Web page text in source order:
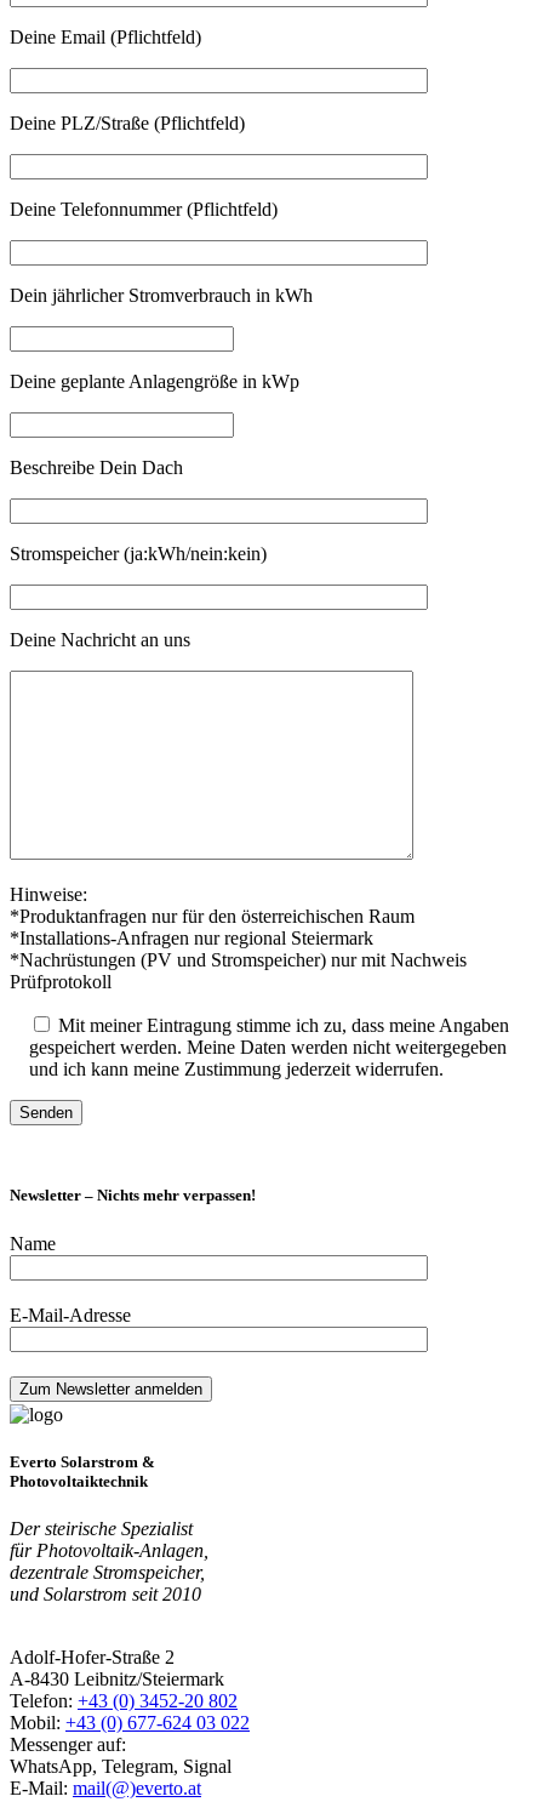
Deine Email (Pflichtfeld)
Deine PLZ/Straße (Pflichtfeld)
Deine Telefonnummer (Pflichtfeld)
Dein jährlicher Stromverbrauch in kWh
Deine geplante Anlagengröße in kWp
Beschreibe Dein Dach
Stromspeicher (ja:kWh/nein:kein)
Deine Nachricht an uns
Hinweise:
*Produktanfragen nur für den österreichischen Raum
*Installations-Anfragen nur regional Steiermark
*Nachrüstungen (PV und Stromspeicher) nur mit Nachweis
Prüfprotokoll
Mit meiner Eintragung stimme ich zu, dass meine Angaben
gespeichert werden. Meine Daten werden nicht weitergegeben
und ich kann meine Zustimmung jederzeit widerrufen.
Newsletter – Nichts mehr verpassen!
Name
E-Mail-Adresse
Everto Solarstrom &
Photovoltaiktechnik
Der steirische Spezialist
für Photovoltaik-Anlagen,
dezentrale Stromspeicher,
und Solarstrom seit 2010
Adolf-Hofer-Straße 2
A-8430 Leibnitz/Steiermark
Telefon: +43 (0) 3452-20 802
Mobil: +43 (0) 677-624 03 022
Messenger auf:
WhatsApp, Telegram, Signal
E-Mail: mail(@)everto.at